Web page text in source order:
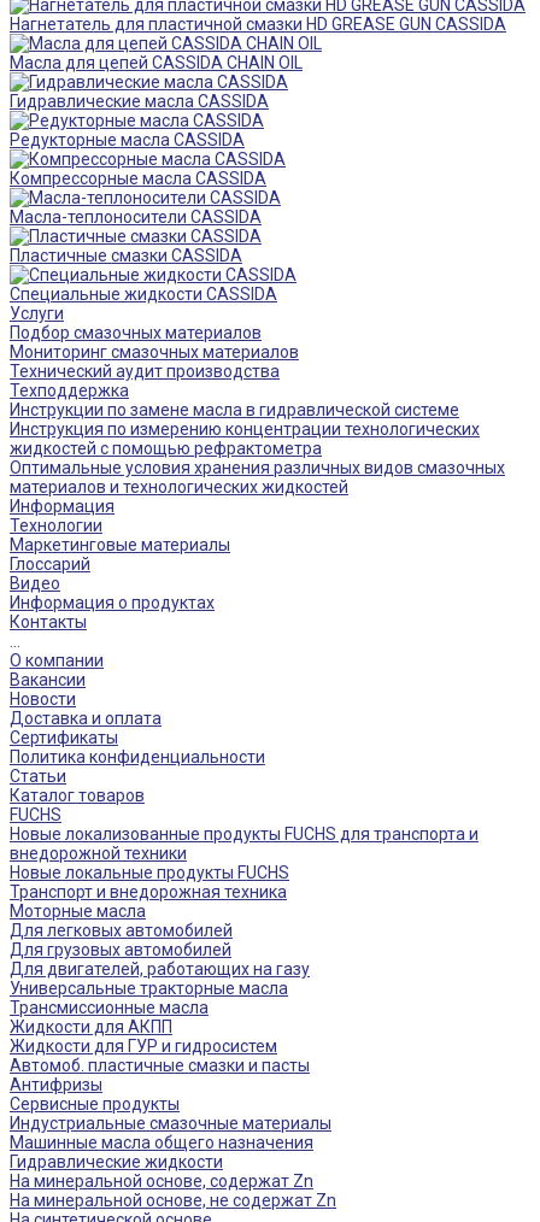
Нагнетатель для пластичной смазки HD GREASE GUN CASSIDA
Масла для цепей CASSIDA CHAIN OIL
Гидравлические масла CASSIDA
Редукторные масла CASSIDA
Компрессорные масла CASSIDA
Масла-теплоносители CASSIDA
Пластичные смазки CASSIDA
Специальные жидкости CASSIDA
Услуги
Подбор смазочных материалов
Мониторинг смазочных материалов
Технический аудит производства
Техподдержка
Инструкции по замене масла в гидравлической системе
Инструкция по измерению концентрации технологических
жидкостей с помощью рефрактометра
Оптимальные условия хранения различных видов смазочных
материалов и технологических жидкостей
Информация
Технологии
Маркетинговые материалы
Глоссарий
Видео
Информация о продуктах
Контакты
О компании
Вакансии
Новости
Доставка и оплата
Сертификаты
Политика конфиденциальности
Статьи
Каталог товаров
FUCHS
Новые локализованные продукты FUCHS для транспорта и
внедорожной техники
Новые локальные продукты FUCHS
Транспорт и внедорожная техника
Моторные масла
Для легковых автомобилей
Для грузовых автомобилей
Для двигателей, работающих на газу
Универсальные тракторные масла
Трансмиссионные масла
Жидкости для АКПП
Жидкости для ГУР и гидросистем
Автомоб. пластичные смазки и пасты
Антифризы
Сервисные продукты
Индустриальные смазочные материалы
Машинные масла общего назначения
Гидравлические жидкости
На минеральной основе, содержат Zn
На минеральной основе, не содержат Zn